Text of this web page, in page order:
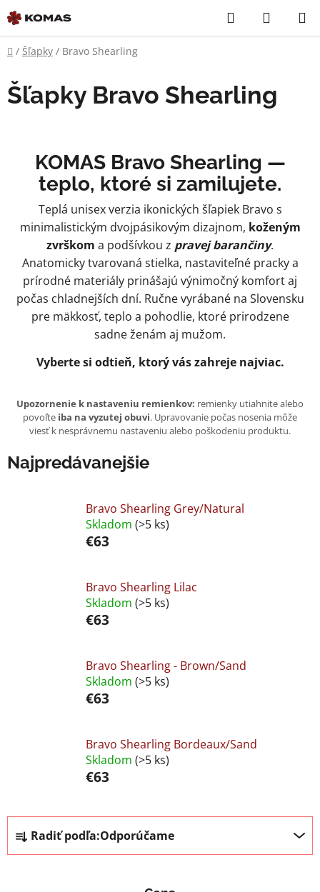
Prejsť
na
obsah
Hľadať
KOŠÍK
Domov
/ Šľapky / Bravo Shearling
Šľapky Bravo Shearling
KOMAS Bravo Shearling —
teplo, ktoré si zamilujete.
Teplá unisex verzia ikonických šľapiek Bravo s
minimalistickým dvojpásikovým dizajnom, koženým
zvrškom a podšívkou z pravej barančiny.
Anatomicky tvarovaná stielka, nastaviteľné pracky a
prírodné materiály prinášajú výnimočný komfort aj
počas chladnejších dní. Ručne vyrábané na Slovensku
pre mäkkosť, teplo a pohodlie, ktoré prirodzene
sadne ženám aj mužom.
Vyberte si odtieň, ktorý vás zahreje najviac.
Upozornenie k nastaveniu remienkov: remienky utiahnite alebo
povoľte iba na vyzutej obuvi. Upravovanie počas nosenia môže
viesť k nesprávnemu nastaveniu alebo poškodeniu produktu.
Najpredávanejšie
Bravo Shearling Grey/Natural
Skladom (>5 ks)
€63
Bravo Shearling Lilac
Skladom (>5 ks)
€63
Bravo Shearling - Brown/Sand
Skladom (>5 ks)
€63
Bravo Shearling Bordeaux/Sand
Skladom (>5 ks)
€63
a
d
Radiť podľa:Odporúčame